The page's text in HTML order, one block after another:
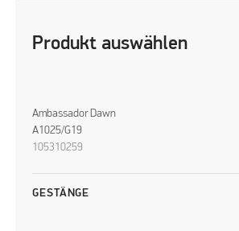
Produkt auswählen
Ambassador Dawn
A1025/G19
105310259
GESTÄNGE